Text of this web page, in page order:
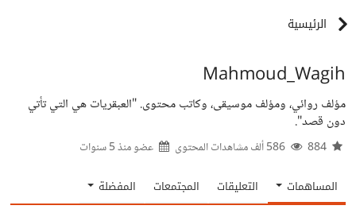
الرئيسية
Mahmoud_Wagih
مؤلف روائي، ومؤلف موسيقى، وكاتب محتوى. "العبقريات هي التي تأتي
دون قصد".
عضو منذ5 سنوات
المساهمات التعليقات المجتمعات المفضلة